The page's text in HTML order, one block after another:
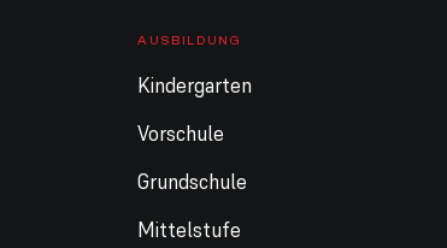
AUSBILDUNG
Kindergarten
Vorschule
Grundschule
Mittelstufe